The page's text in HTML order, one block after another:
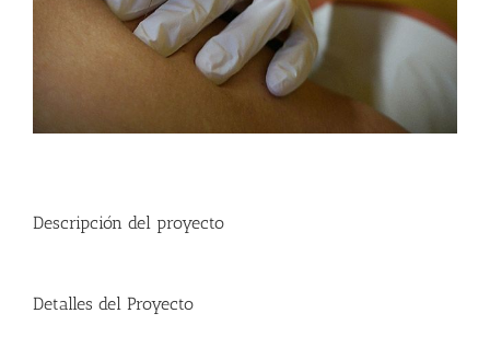
Descripción del proyecto
Detalles del Proyecto